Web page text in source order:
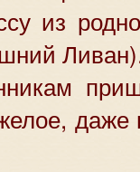
из
даже